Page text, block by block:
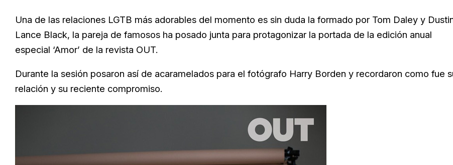
Una de las relaciones LGTB más adorables del momento es sin duda la formado por Tom Daley y
Lance Black, la pareja de famosos ha posado junta para protagonizar la portada de la edición anual
especial ‘Amor’ de la revista OUT.
Durante la sesión posaron así de acaramelados para el fotógrafo Harry Borden y recordaron como fue
relación y su reciente compromiso.